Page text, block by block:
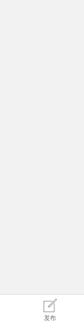
发布